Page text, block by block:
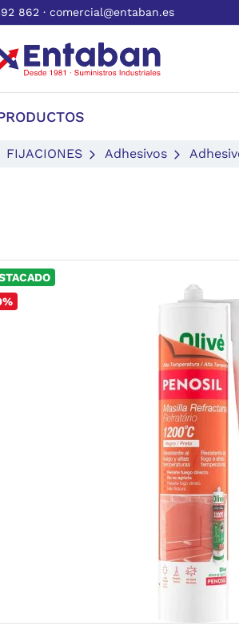
862 · comercial@entaban.es
FIJACIONES Adhesivos